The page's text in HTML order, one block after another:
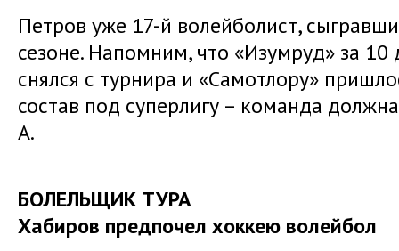
Петров уже 17-й волейболист,
сезоне. Напомним, что «Изумруд» за
снялся с турнира и «Самотлору»
состав под суперлигу – команда
А.
БОЛЕЛЬЩИК ТУРА
Хабиров предпочел хоккею волейбол